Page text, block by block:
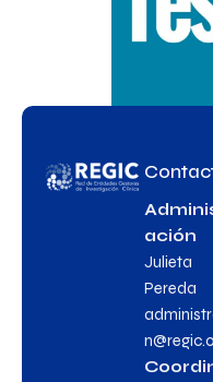
ación
Julieta
Pereda